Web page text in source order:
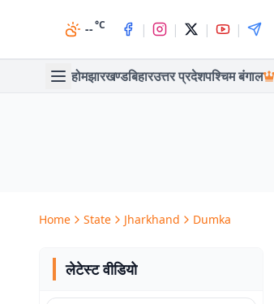
--°C | | | |
होमझारखण्डबिहारउत्तर प्रदेशपश्चिम बंगाल
Home State Jharkhand Dumka
लेटेस्ट वीडियो